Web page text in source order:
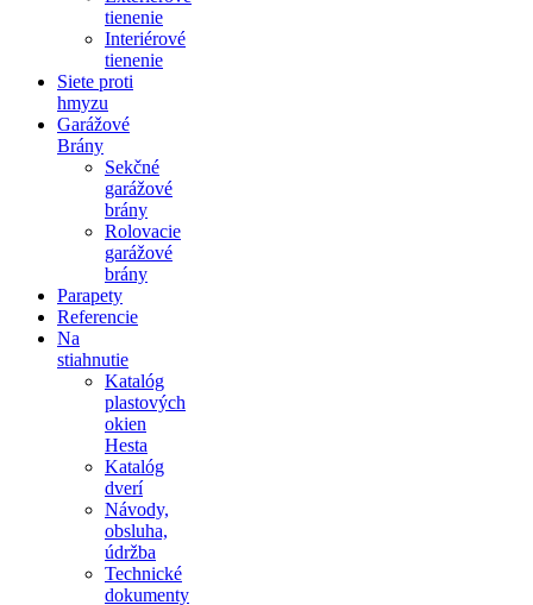
tienenie
Interiérové
tienenie
Siete proti
hmyzu
Garážové
Brány
Sekčné
garážové
brány
Rolovacie
garážové
brány
Parapety
Referencie
Na
stiahnutie
Katalóg
plastových
okien
Hesta
Katalóg
dverí
Návody,
obsluha,
údržba
Technické
dokumenty